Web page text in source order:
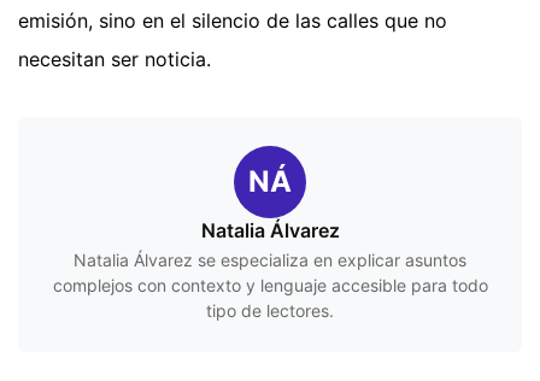
emisión, sino en el silencio de las calles que no
necesitan ser noticia.
NÁ
Natalia Álvarez
Natalia Álvarez se especializa en explicar asuntos
complejos con contexto y lenguaje accesible para todo
tipo de lectores.